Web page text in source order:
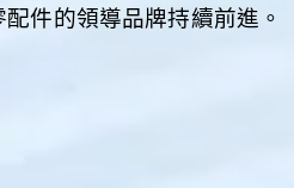
配件的領導品牌持續前進。